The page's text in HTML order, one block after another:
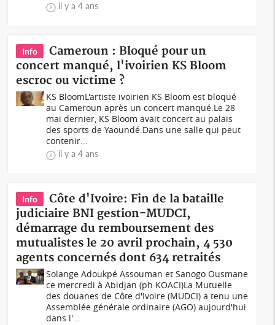
il y a 4 ans
Info
Cameroun : Bloqué pour un
concert manqué, l'ivoirien KS Bloom
escroc ou victime ?
KS BloomL'artiste ivoirien KS Bloom est bloqué
au Cameroun après un concert manqué.Le 28
mai dernier, KS Bloom avait concert au palais
des sports de Yaoundé.Dans une salle qui peut
contenir...
il y a 4 ans
Info
Côte d'Ivoire: Fin de la bataille
judiciaire BNI gestion-MUDCI,
démarrage du remboursement des
mutualistes le 20 avril prochain, 4 530
agents concernés dont 634 retraités
Solange Adoukpé Assouman et Sanogo Ousmane
ce mercredi à Abidjan (ph KOACI) La Mutuelle
des douanes de Côte d'Ivoire (MUDCI) a tenu une
Assemblée générale ordinaire (AGO) aujourd'hui
dans l'...